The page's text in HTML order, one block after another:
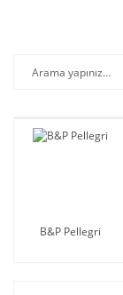
B&P Pellegri